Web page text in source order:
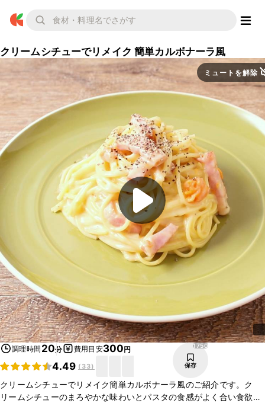
クリームシチューでリメイク 簡単カルボナーラ風
ミュートを解除
調理時間 20分 費用目安300円
4.49 ( 33)
1750
保存
クリームシチューでリメイク簡単カルボナーラ風のご紹介です。ク
リームシチューのまろやかな味わいとパスタの食感がよく合い食欲を